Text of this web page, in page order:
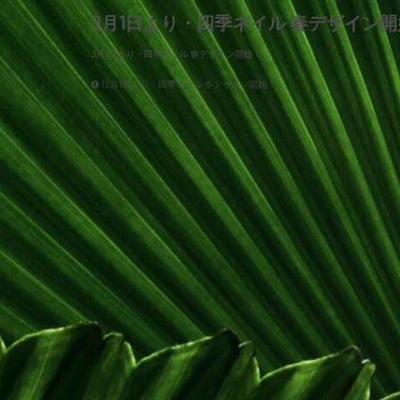
3月1日より・四季ネイル 春デザイン
3月1日より・四季ネイル 春デザイン開始！
12月1日より・四季ネイル 冬デザイン開始！